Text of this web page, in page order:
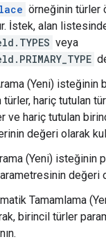
örneğinin türler
İstek, alan
veya
(Yeni) isteğinin
hariç tutulan
ve hariç tutulan
değeri olarak
(Yeni) isteğinin
değeri
Tamamlama
birincil türler